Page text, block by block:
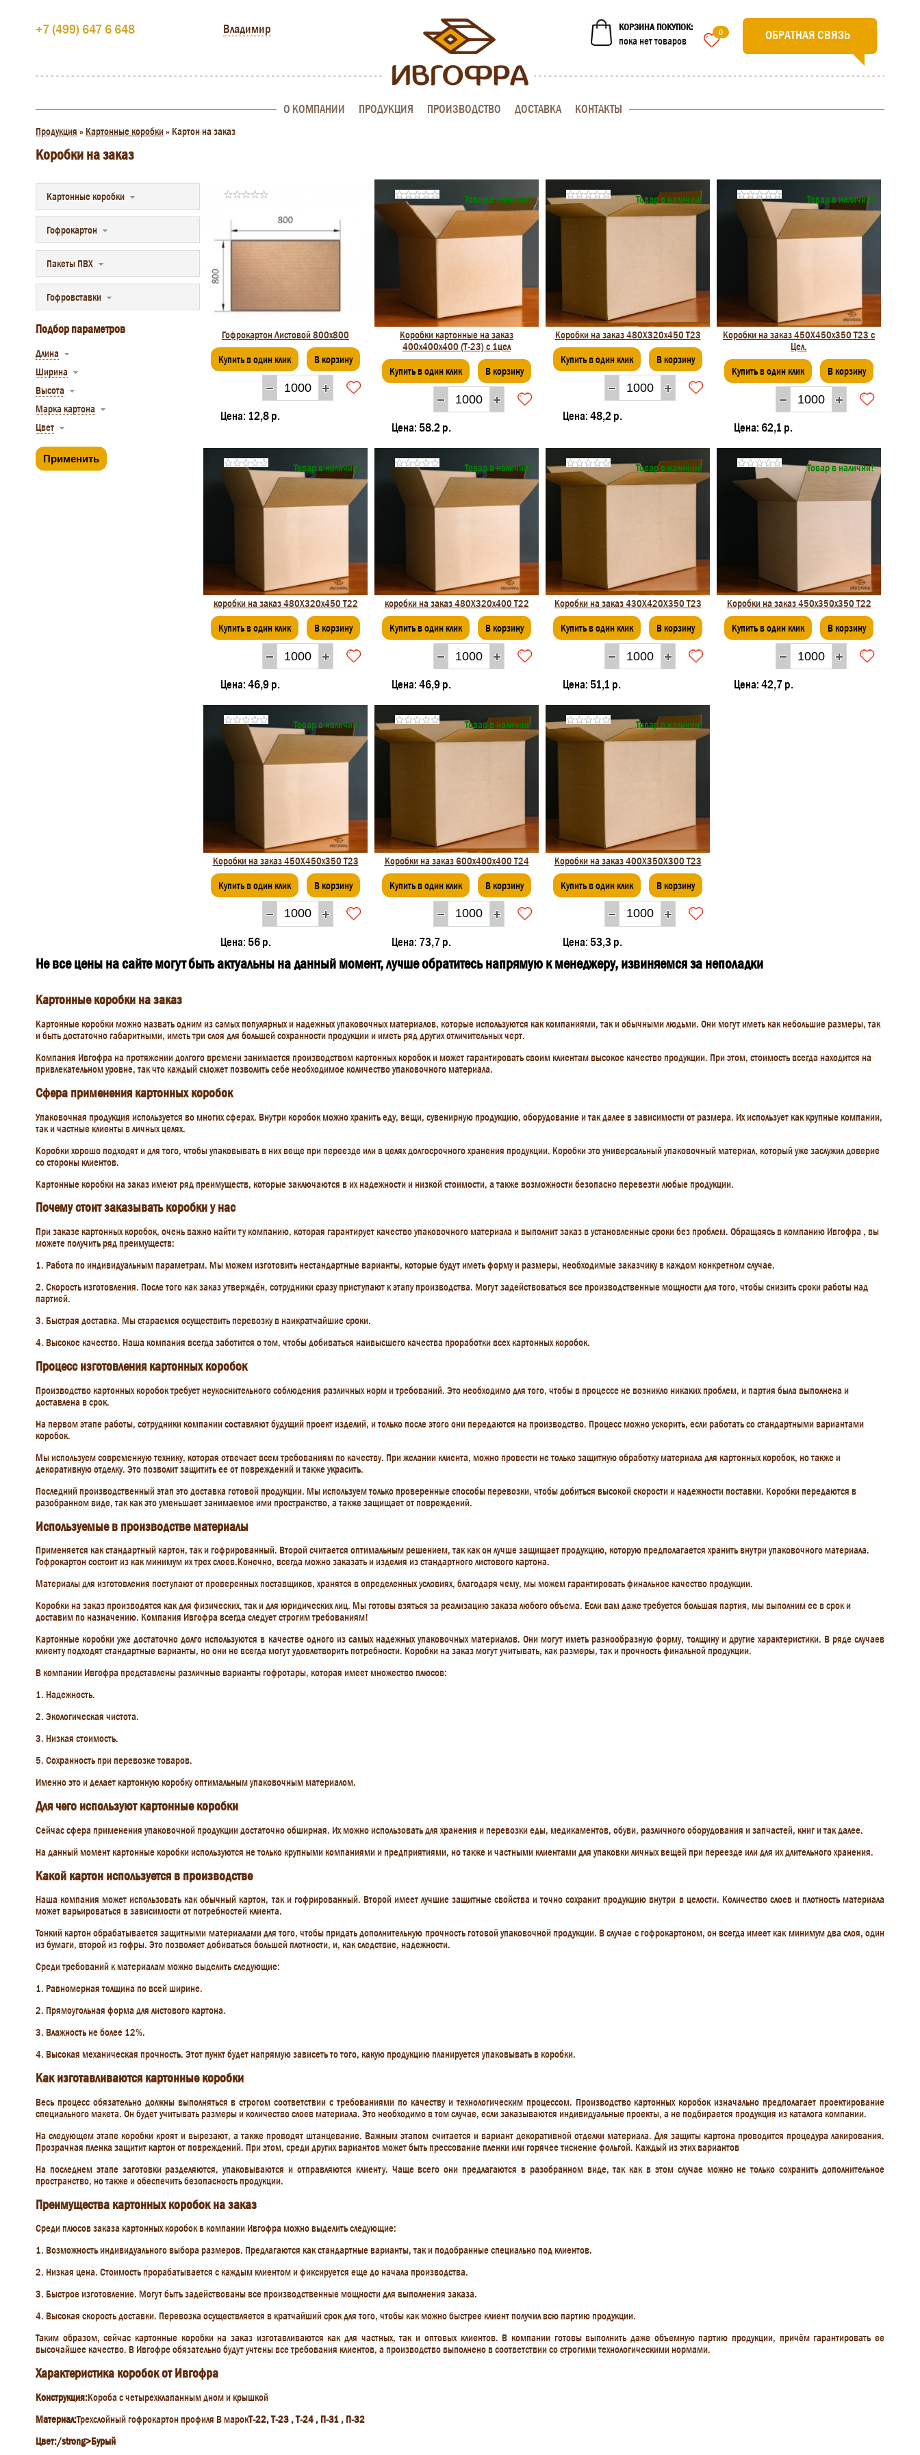
ОБРАТНАЯ СВЯЗЬ
+7 (499) 647 6 648 Владимир КОРЗИНА ПОКУПОК:
пока нет товаров
0
О КОМПАНИИ ПРОДУКЦИЯ ПРОИЗВОДСТВО ДОСТАВКА КОНТАКТЫ
Продукция » Картонные коробки» Картон на заказ
Коробки на заказ
Картонные коробки
Гофрокартон
Пакеты ПВХ
Гофровставки
Подбор параметров
Длина
Ширина
Высота
Марка картона
Цвет
Гофрокартон Листовой 800х800
Купить в один клик В корзину
Цена: 12,8 р.
Товар в наличии!
Коробки картонные на заказ
400x400x400 (Т-23) с 1цел
Купить в один клик В корзину
Цена: 58.2 р.
Товар в наличии!
Коробки на заказ 480Х320х450 Т23
Купить в один клик В корзину
Цена: 48,2 р.
Товар в наличии!
Коробки на заказ 450X450x350 Т23 с
Цел.
Купить в один клик В корзину
Цена: 62,1 р.
Товар в наличии!
коробки на заказ 480Х320х450 Т22
Купить в один клик В корзину
Цена: 46,9 р.
Товар в наличии!
коробки на заказ 480Х320х400 Т22
Купить в один клик В корзину
Цена: 46,9 р.
Товар в наличии!
Коробки на заказ 430Х420Х350 Т23
Купить в один клик В корзину
Цена: 51,1 р.
Товар в наличии!
Коробки на заказ 450х350х350 Т22
Купить в один клик В корзину
Цена: 42,7 р.
Товар в наличии!
Коробки на заказ 450X450x350 Т23
Купить в один клик В корзину
Цена: 56 р.
Товар в наличии!
Коробки на заказ 600x400x400 Т24
Купить в один клик В корзину
Цена: 73,7 р.
Товар в наличии!
Коробки на заказ 400Х350Х300 Т23
Купить в один клик В корзину
Цена: 53,3 р.
Не все цены на сайте могут быть актуальны на данный момент, лучше обратитесь напрямую к менеджеру, извиняемся за неполадки
Картонные коробки на заказ
Картонные коробки можно назвать одним из самых популярных и надежных упаковочных материалов, которые используются как компаниями, так и обычными людьми. Они могут иметь как небольшие размеры, так
и быть достаточно габаритными, иметь три слоя для большей сохранности продукции и иметь ряд других отличительных черт.
Компания Ивгофра на протяжении долгого времени занимается производством картонных коробок и может гарантировать своим клиентам высокое качество продукции. При этом, стоимость всегда находится на
привлекательном уровне, так что каждый сможет позволить себе необходимое количество упаковочного материала.
Сфера применения картонных коробок
Упаковочная продукция используется во многих сферах. Внутри коробок можно хранить еду, вещи, сувенирную продукцию, оборудование и так далее в зависимости от размера. Их использует как крупные компании,
так и частные клиенты в личных целях.
Коробки хорошо подходят и для того, чтобы упаковывать в них веще при переезде или в целях долгосрочного хранения продукции. Коробки это универсальный упаковочный материал, который уже заслужил доверие
со стороны клиентов.
Картонные коробки на заказ имеют ряд преимуществ, которые заключаются в их надежности и низкой стоимости, а также возможности безопасно перевезти любые продукции.
Почему стоит заказывать коробки у нас
При заказе картонных коробок, очень важно найти ту компанию, которая гарантирует качество упаковочного материала и выполнит заказ в установленные сроки без проблем. Обращаясь в компанию Ивгофра , вы
можете получить ряд преимуществ:
1. Работа по индивидуальным параметрам. Мы можем изготовить нестандартные варианты, которые будут иметь форму и размеры, необходимые заказчику в каждом конкретном случае.
2. Скорость изготовления. После того как заказ утверждён, сотрудники сразу приступают к этапу производства. Могут задействоваться все производственные мощности для того, чтобы снизить сроки работы над
партией.
3. Быстрая доставка. Мы стараемся осуществить перевозку в наикратчайшие сроки.
4. Высокое качество. Наша компания всегда заботится о том, чтобы добиваться наивысшего качества проработки всех картонных коробок.
Процесс изготовления картонных коробок
Производство картонных коробок требует неукоснительного соблюдения различных норм и требований. Это необходимо для того, чтобы в процессе не возникло никаких проблем, и партия была выполнена и
доставлена в срок.
На первом этапе работы, сотрудники компании составляют будущий проект изделий, и только после этого они передаются на производство. Процесс можно ускорить, если работать со стандартными вариантами
коробок.
Мы используем современную технику, которая отвечает всем требованиям по качеству. При желании клиента, можно провести не только защитную обработку материала для картонных коробок, но также и
декоративную отделку. Это позволит защитить ее от повреждений и также украсить.
Последний производственный этап это доставка готовой продукции. Мы используем только проверенные способы перевозки, чтобы добиться высокой скорости и надежности поставки. Коробки передаются в
разобранном виде, так как это уменьшает занимаемое ими пространство, а также защищает от повреждений.
Используемые в производстве материалы
Применяется как стандартный картон, так и гофрированный. Второй считается оптимальным решением, так как он лучше защищает продукцию, которую предполагается хранить внутри упаковочного материала.
Гофрокартон состоит из как минимум их трех слоев.Конечно, всегда можно заказать и изделия из стандартного листового картона.
Материалы для изготовления поступают от проверенных поставщиков, хранятся в определенных условиях, благодаря чему, мы можем гарантировать финальное качество продукции.
Коробки на заказ производятся как для физических, так и для юридических лиц. Мы готовы взяться за реализацию заказа любого объема. Если вам даже требуется большая партия, мы выполним ее в срок и
доставим по назначению. Компания Ивгофра всегда следует строгим требованиям!
Картонные коробки уже достаточно долго используются в качестве одного из самых надежных упаковочных материалов. Они могут иметь разнообразную форму, толщину и другие характеристики. В ряде случаев
клиенту подходят стандартные варианты, но они не всегда могут удовлетворить потребности. Коробки на заказ могут учитывать, как размеры, так и прочность финальной продукции.
В компании Ивгофра представлены различные варианты гофротары, которая имеет множество плюсов:
1. Надежность.
2. Экологическая чистота.
3. Низкая стоимость.
5. Сохранность при перевозке товаров.
Именно это и делает картонную коробку оптимальным упаковочным материалом.
Для чего используют картонные коробки
Сейчас сфера применения упаковочной продукции достаточно обширная. Их можно использовать для хранения и перевозки еды, медикаментов, обуви, различного оборудования и запчастей, книг и так далее.
На данный момент картонные коробки используются не только крупными компаниями и предприятиями, но также и частными клиентами для упаковки личных вещей при переезде или для их длительного хранения.
Какой картон используется в производстве
Наша компания может использовать как обычный картон, так и гофрированный. Второй имеет лучшие защитные свойства и точно сохранит продукцию внутри в целости. Количество слоев и плотность материала
может варьироваться в зависимости от потребностей клиента.
Тонкий картон обрабатывается защитными материалами для того, чтобы придать дополнительную прочность готовой упаковочной продукции. В случае с гофрокартоном, он всегда имеет как минимум два слоя, один
из бумаги, второй из гофры. Это позволяет добиваться большей плотности, и, как следствие, надежности.
Среди требований к материалам можно выделить следующие:
1. Равномерная толщина по всей ширине.
2. Прямоугольная форма для листового картона.
3. Влажность не более 12%.
4. Высокая механическая прочность. Этот пункт будет напрямую зависеть то того, какую продукцию планируется упаковывать в коробки.
Как изготавливаются картонные коробки
Весь процесс обязательно должны выполняться в строгом соответствии с требованиями по качеству и технологическим процессом. Производство картонных коробок изначально предполагает проектирование
специального макета. Он будет учитывать размеры и количество слоев материала. Это необходимо в том случае, если заказываются индивидуальные проекты, а не подбирается продукция из каталога компании.
На следующем этапе коробки кроят и вырезают, а также проводят штанцевание. Важным этапом считается и вариант декоративной отделки материала. Для защиты картона проводится процедура лакирования.
Прозрачная пленка защитит картон от повреждений. При этом, среди других вариантов может быть прессование пленки или горячее тиснение фольгой. Каждый из этих вариантов
На последнем этапе заготовки разделяются, упаковываются и отправляются клиенту. Чаще всего они предлагаются в разобранном виде, так как в этом случае можно не только сохранить дополнительное
пространство, но также и обеспечить безопасность продукции.
Преимущества картонных коробок на заказ
Среди плюсов заказа картонных коробок в компании Ивгофра можно выделить следующие:
1. Возможность индивидуального выбора размеров. Предлагаются как стандартные варианты, так и подобранные специально под клиентов.
2. Низкая цена. Стоимость прорабатывается с каждым клиентом и фиксируется еще до начала производства.
3. Быстрое изготовление. Могут быть задействованы все производственные мощности для выполнения заказа.
4. Высокая скорость доставки. Перевозка осуществляется в кратчайший срок для того, чтобы как можно быстрее клиент получил всю партию продукции.
Таким образом, сейчас картонные коробки на заказ изготавливаются как для частных, так и оптовых клиентов. В компании готовы выполнить даже объемную партию продукции, причём гарантировать ее
высочайшее качество. В Ивгофре обязательно будут учтены все требования клиентов, а производство выполнено в соответствии со строгими технологическими нормами.
Характеристика коробок от Ивгофра
Конструкция:Короба с четырехклапанным дном и крышкой
Материал:Трехслойный гофрокартон профиля B марокТ-22, Т-23 , Т-24 , П-31 , П-32
Цвет:/strong>Бурый